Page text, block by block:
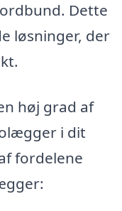
Dette
løsninger, der
høj grad af
i dit
fordelene